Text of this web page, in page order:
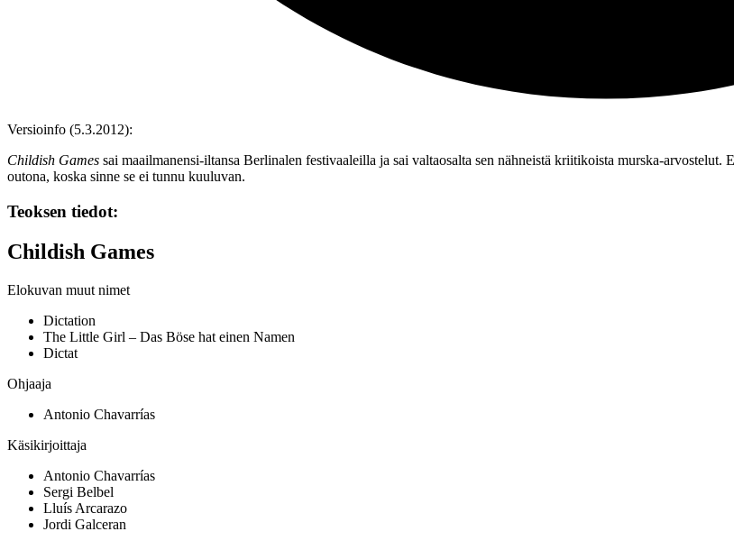
Versioinfo (5.3.2012):
Childish Games sai maailmanensi-iltansa Berlinalen festivaaleilla ja sai valtaosalta sen nähneistä kriitikoista murska-
outona, koska sinne se ei tunnu kuuluvan.
Teoksen tiedot:
Childish Games
Elokuvan muut nimet
Dictation
The Little Girl – Das Böse hat einen Namen
Dictat
Ohjaaja
Antonio Chavarrías
Käsikirjoittaja
Antonio Chavarrías
Sergi Belbel
Lluís Arcarazo
Jordi Galceran